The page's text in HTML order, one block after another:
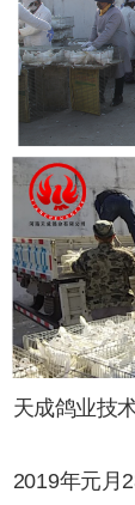
天成鸽业技
2019年元月